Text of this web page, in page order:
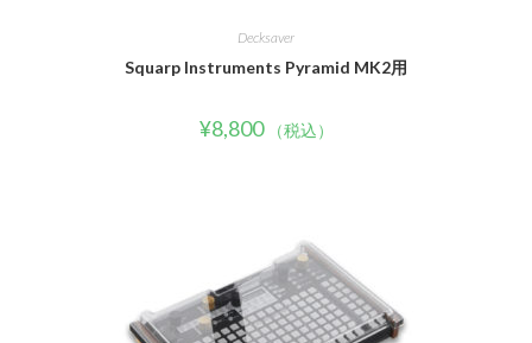
Decksaver
Squarp Instruments Pyramid MK2用
¥8,800 （税込）